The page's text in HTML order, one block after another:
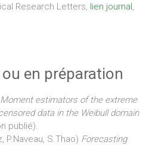
Research Letters, lien journal,
en préparation
Moment estimators of the extreme
data in the Weibull domain
publié).
P.Naveau, S.Thao) Forecasting